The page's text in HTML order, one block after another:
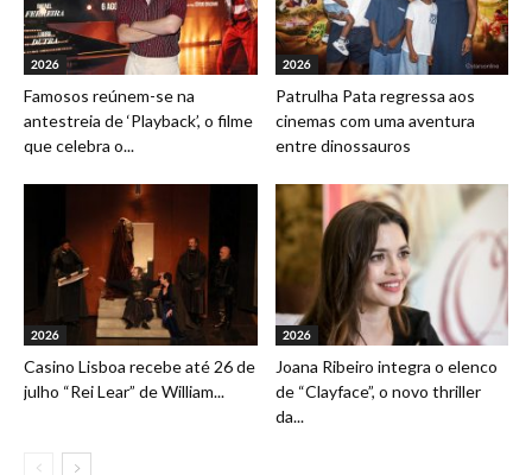
2026
Famosos reúnem-se na
antestreia de ‘Playback’, o filme
que celebra o...
2026
Patrulha Pata regressa aos
cinemas com uma aventura
entre dinossauros
2026
Casino Lisboa recebe até 26 de
julho “Rei Lear” de William...
2026
Joana Ribeiro integra o elenco
de “Clayface”, o novo thriller
da...